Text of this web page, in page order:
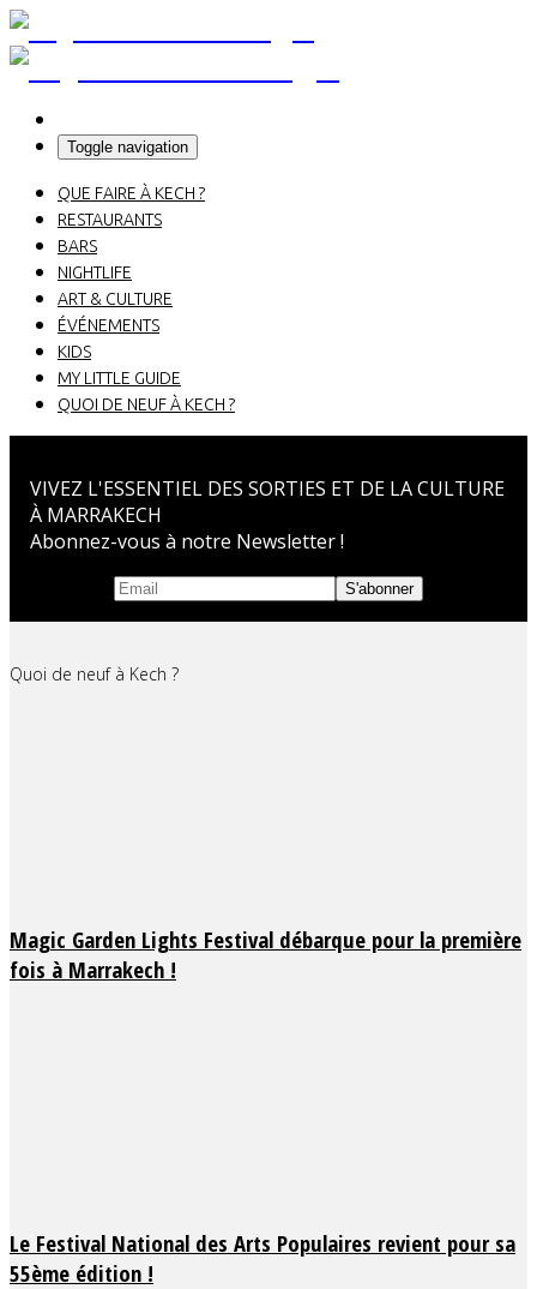
Toggle navigation
QUE FAIRE À KECH ?
RESTAURANTS
BARS
NIGHTLIFE
ART & CULTURE
ÉVÉNEMENTS
KIDS
MY LITTLE GUIDE
QUOI DE NEUF À KECH ?
VIVEZ L'ESSENTIEL DES SORTIES ET DE LA CULTURE
À MARRAKECH
Abonnez-vous à notre Newsletter !
Quoi de neuf à Kech ?
Magic Garden Lights Festival débarque pour la première
fois à Marrakech !
Le Festival National des Arts Populaires revient pour sa
55ème édition !